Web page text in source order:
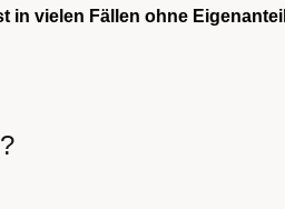
in vielen Fällen ohne